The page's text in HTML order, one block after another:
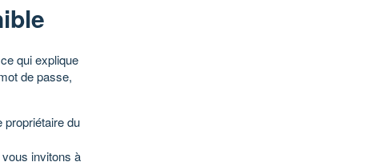
qui explique
de passe,
du
invitons à